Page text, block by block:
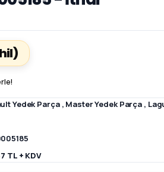
Yedek Parça , Master Yedek Parça ,
TL + KDV